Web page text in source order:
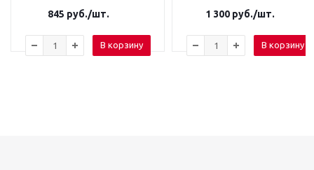
845 руб./шт.
В корзину
1 300руб./шт.
В корзину